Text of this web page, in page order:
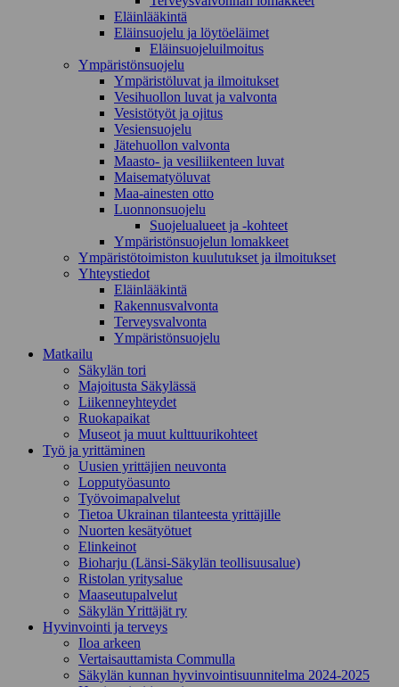
Eläinlääkintä
Eläinsuojelu ja löytöeläimet
Eläinsuojeluilmoitus
Ympäristönsuojelu
Ympäristöluvat ja ilmoitukset
Vesihuollon luvat ja valvonta
Vesistötyöt ja ojitus
Vesiensuojelu
Jätehuollon valvonta
Maasto- ja vesiliikenteen luvat
Maisematyöluvat
Maa-ainesten otto
Luonnonsuojelu
Suojelualueet ja -kohteet
Ympäristönsuojelun lomakkeet
Ympäristötoimiston kuulutukset ja ilmoitukset
Yhteystiedot
Eläinlääkintä
Rakennusvalvonta
Terveysvalvonta
Ympäristönsuojelu
Mat­kailu
Säkylän tori
Majoitusta Säkylässä
Liikenneyhteydet
Ruokapaikat
Museot ja muut kulttuurikohteet
Työ ja yrittä­minen
Uusien yrittäjien neuvonta
Lopputyöasunto
Työvoimapalvelut
Tietoa Ukrainan tilanteesta yrittäjille
Nuorten kesätyötuet
Elinkeinot
Bioharju (Länsi-Säkylän teollisuusalue)
Ristolan yritysalue
Maaseutupalvelut
Säkylän Yrittäjät ry
Hyvinvointi ja terveys
Iloa arkeen
Vertaisauttamista Commulla
Säkylän kunnan hyvinvointisuunnitelma 2024-2025